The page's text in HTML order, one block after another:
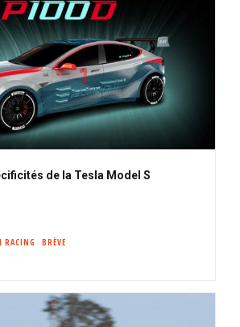
de la Tesla Model S
RACING BRÈVE